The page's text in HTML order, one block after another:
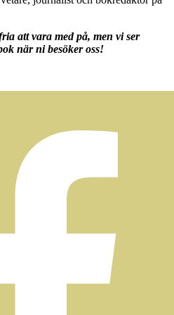
att vara med på, men vi ser
när ni besöker oss!